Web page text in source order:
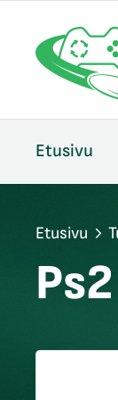
Etusivu
Etusivu
sulje
sulje
sulje